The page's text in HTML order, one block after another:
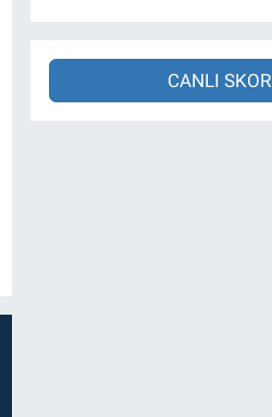
CANLI SKOR